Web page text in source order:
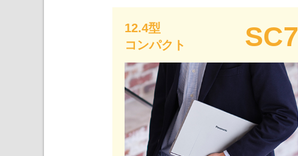
12.4型
コンパクト
SC7